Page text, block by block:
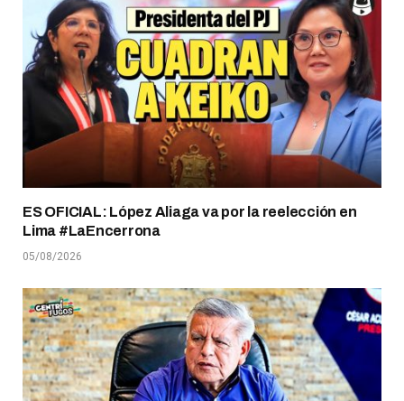
ES OFICIAL: López Aliaga va por la reelección en
Lima #LaEncerrona
05/08/2026